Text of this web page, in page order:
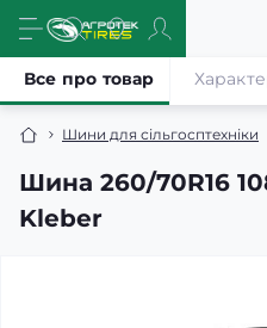
Шини для сільгосптехніки
Шина 260/70R16
Kleber
Все про товар